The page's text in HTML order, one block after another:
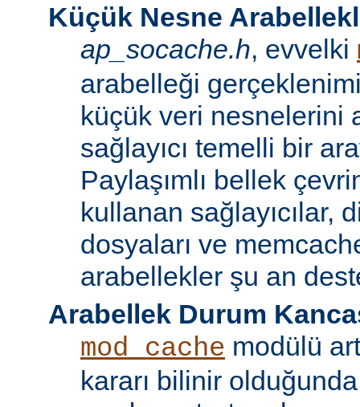
Küçük Nesne
ap_socache.h, evvelki
arabelleği
küçük veri nesnelerini
sağlayıcı temelli bir
Paylaşımlı bellek
kullanan sağlayıcılar,
dosyaları ve
arabellekler şu an
Arabellek Durum
mod_cache modülü
kararı bilinir